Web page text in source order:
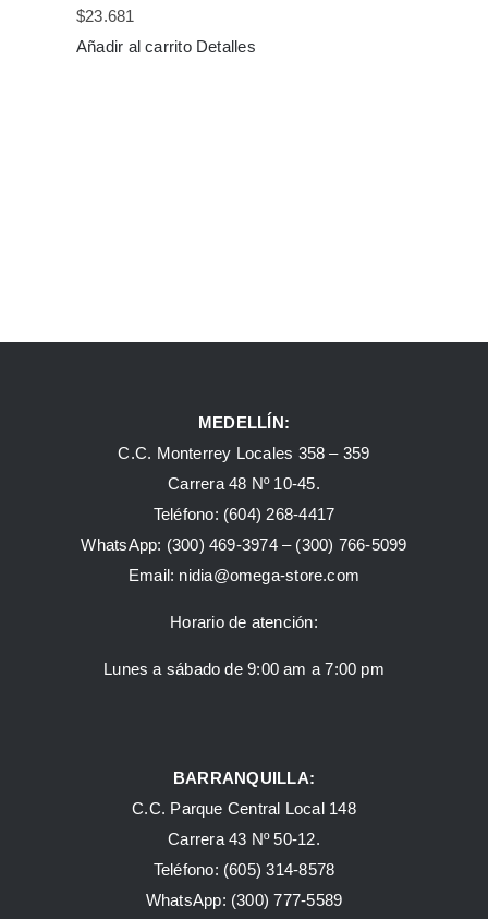
$23.681
Añadir al carrito Detalles
MEDELLÍN:
C.C. Monterrey Locales 358 – 359
Carrera 48 Nº 10-45.
Teléfono: (604) 268-4417
WhatsApp: (300) 469-3974 – (300) 766-5099
Email: nidia@omega-store.com
Horario de atención:
Lunes a sábado de 9:00 am a 7:00 pm
BARRANQUILLA:
C.C. Parque Central Local 148
Carrera 43 Nº 50-12.
Teléfono: (605) 314-8578
WhatsApp: (300) 777-5589